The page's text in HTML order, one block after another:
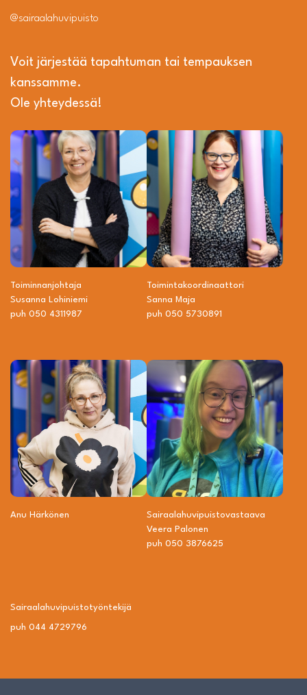
@sairaalahuvipuisto
Voit järjestää tapahtuman tai tempauksen
kanssamme.
Ole yhteydessä!
Toiminnanjohtaja
Susanna Lohiniemi
puh 050 4311987
Toiminta­­koordinaattori
Sanna Maja
puh 050 5730891
Anu Härkönen
Sairaalahuvipuisto­vastaava
Veera Palonen
puh 050 3876625
Sairaalahuvipuisto­työntekijä
puh 044 4729796